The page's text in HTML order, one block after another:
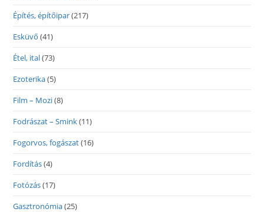
Építés, építőipar(217)
Esküvő (41)
Étel, ital(73)
Ezoterika(5)
Film – Mozi(8)
Fodrászat – Smink(11)
Fogorvos, fogászat(16)
Fordítás(4)
Fotózás(17)
Gasztronómia(25)